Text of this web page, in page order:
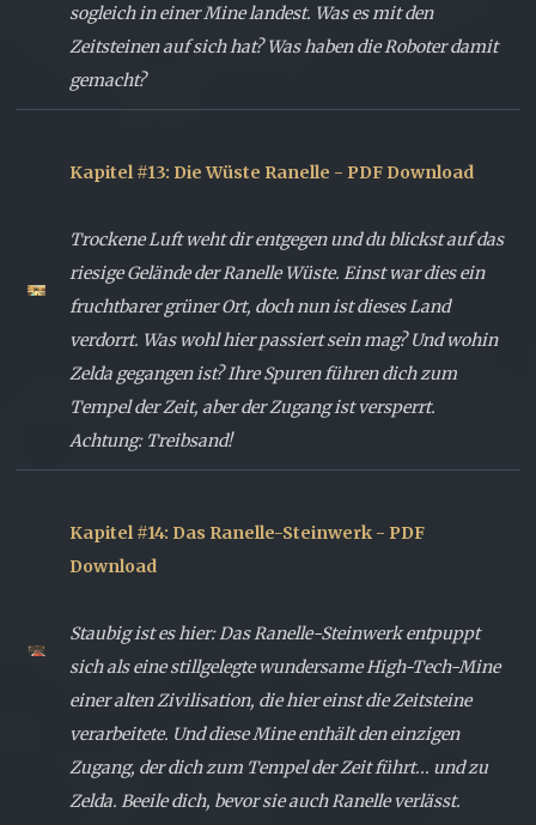
sogleich in einer Mine landest. Was es mit den
Zeitsteinen auf sich hat? Was haben die Roboter damit
gemacht?
Kapitel #13: Die Wüste Ranelle - PDF Download
Trockene Luft weht dir entgegen und du blickst auf das
riesige Gelände der Ranelle Wüste. Einst war dies ein
fruchtbarer grüner Ort, doch nun ist dieses Land
verdorrt. Was wohl hier passiert sein mag? Und wohin
Zelda gegangen ist? Ihre Spuren führen dich zum
Tempel der Zeit, aber der Zugang ist versperrt.
Achtung: Treibsand!
Kapitel #14: Das Ranelle-Steinwerk - PDF
Download
Staubig ist es hier: Das Ranelle-Steinwerk entpuppt
sich als eine stillgelegte wundersame High-Tech-Mine
einer alten Zivilisation, die hier einst die Zeitsteine
verarbeitete. Und diese Mine enthält den einzigen
Zugang, der dich zum Tempel der Zeit führt... und zu
Zelda. Beeile dich, bevor sie auch Ranelle verlässt.